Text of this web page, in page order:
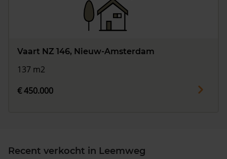
Vaart NZ 146, Nieuw-Amsterdam
137 m2
€ 450.000
Recent verkocht in Leemweg